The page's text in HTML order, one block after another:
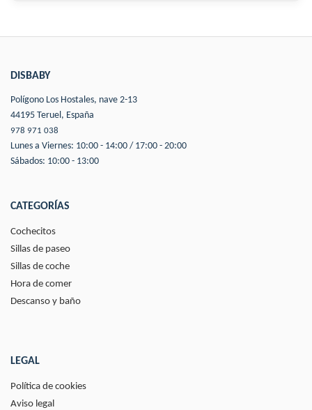
DISBABY
Polígono Los Hostales, nave 2-13
44195 Teruel, España
978 971 038
Lunes a Viernes: 10:00 - 14:00 / 17:00 - 20:00
Sábados: 10:00 - 13:00
CATEGORÍAS
Cochecitos
Sillas de paseo
Sillas de coche
Hora de comer
Descanso y baño
LEGAL
Política de cookies
Aviso legal